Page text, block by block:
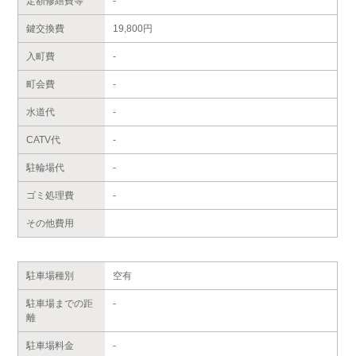
鍵交換費 19,800円
入町費 -
町会費 -
水道代 -
CATV代 -
駐輪場代 -
ゴミ処理費 -
その他費用
駐車場種別 空有
駐車場までの距
離
-
駐車場料金 -